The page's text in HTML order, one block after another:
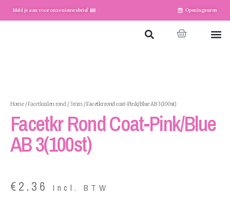
Meld je aan voor onze nieuwsbrief Openingsuren
Home/Facetkralen rond/3mm / Facetkr rond coat-Pink/Blue AB 3(100st)
Facetkr Rond Coat-Pink/Blue
AB 3(100st)
€2.36 Incl. BTW